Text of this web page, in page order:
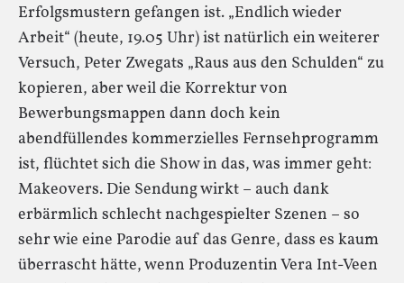
Erfolgsmustern gefangen ist. „Endlich wieder
Arbeit“ (heute, 19.05 Uhr) ist natürlich ein weiterer
Versuch, Peter Zwegats „Raus aus den Schulden“ zu
kopieren, aber weil die Korrektur von
Bewerbungsmappen dann doch kein
abendfüllendes kommerzielles Fernsehprogramm
ist, flüchtet sich die Show in das, was immer geht:
Makeovers. Die Sendung wirkt – auch dank
erbärmlich schlecht nachgespielter Szenen – so
sehr wie eine Parodie auf das Genre, dass es kaum
überrascht hätte, wenn Produzentin Vera Int-Veen